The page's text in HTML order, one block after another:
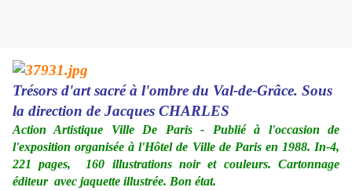
Trésors d'art sacré à l'ombre du Val-de-Grâce. Sous
la direction de Jacques CHARLES
Action Artistique Ville De Paris - Publié à l'occasion de
l'exposition organisée à l'Hôtel de Ville de Paris en 1988. In-4,
221 pages, 160 illustrations noir et couleurs. Cartonnage
éditeur avec jaquette illustrée. Bon état.